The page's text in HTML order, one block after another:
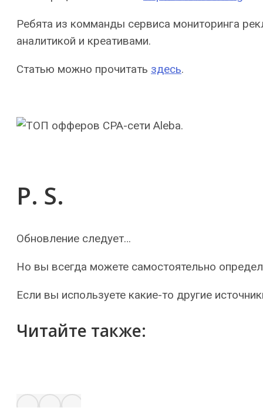
Ребята из комманды сервиса мониторинга
аналитикой и креативами.
Статью можно прочитать здесь.
P. S.
Обновление следует…
Но вы всегда можете самостоятельно
Если вы используете какие-то другие
Читайте также: